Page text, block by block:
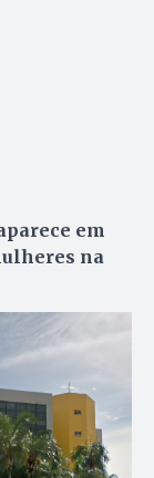
em
na